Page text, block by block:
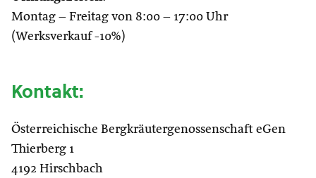
Montag – Freitag von 8:00 – 17:00 Uhr
(Werksverkauf -10%)
Kontakt:
Österreichische Bergkräutergenossenschaft eGen
Thierberg 1
4192 Hirschbach